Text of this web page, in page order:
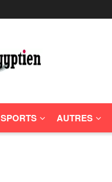
SPORTS AUTRES